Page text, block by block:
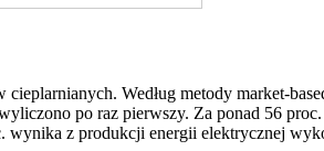
Według metody market-
po raz pierwszy. Za ponad 56
z produkcji energii elektrycznej